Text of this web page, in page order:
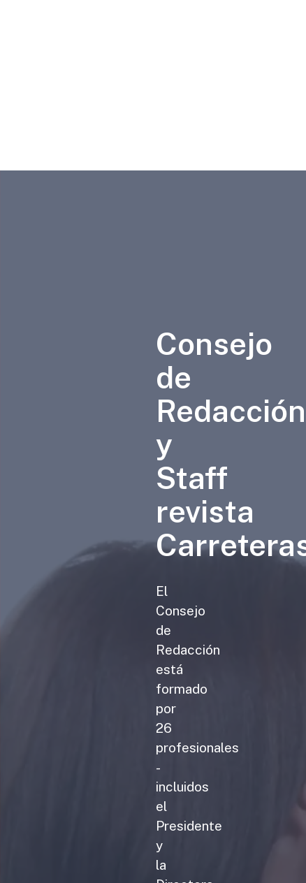
Consejo
de
Redacción
y
Staff
revista
El
Consejo
de
Redacción
está
formado
por
26
profesionales
-
incluidos
el
Presidente
y
la